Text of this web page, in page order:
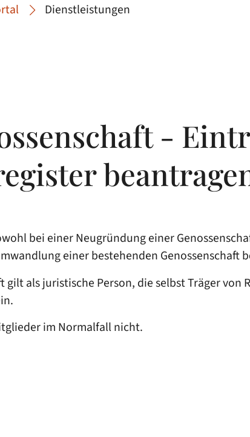
Dienstleistungen
-
bei einer Neugründung einer
einer bestehenden Genossenschaft
gilt als juristische Person, die selbst Träger
im Normalfall nicht.